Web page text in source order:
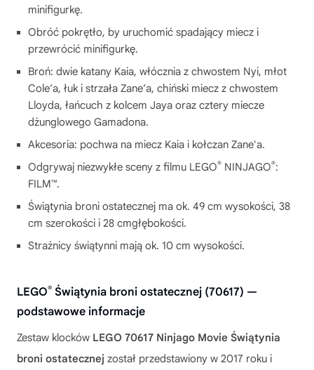
minifigurkę.
Obróć pokrętło, by uruchomić spadający miecz i
przewrócić minifigurkę.
Broń: dwie katany Kaia, włócznia z chwostem Nyi, młot
Cole’a, łuk i strzała Zane’a, chiński miecz z chwostem
Lloyda, łańcuch z kolcem Jaya oraz cztery miecze
dżunglowego Gamadona.
Akcesoria: pochwa na miecz Kaia i kołczan Zane'a.
Odgrywaj niezwykłe sceny z filmu LEGO® NINJAGO®:
FILM™.
Świątynia broni ostatecznej ma ok. 49 cm wysokości, 38
cm szerokości i 28 cmgłębokości.
Strażnicy świątynni mają ok. 10 cm wysokości.
LEGO® Świątynia broni ostatecznej (70617) —
podstawowe informacje
Zestaw klocków LEGO 70617 Ninjago Movie Świątynia
broni ostatecznej został przedstawiony w 2017 roku i